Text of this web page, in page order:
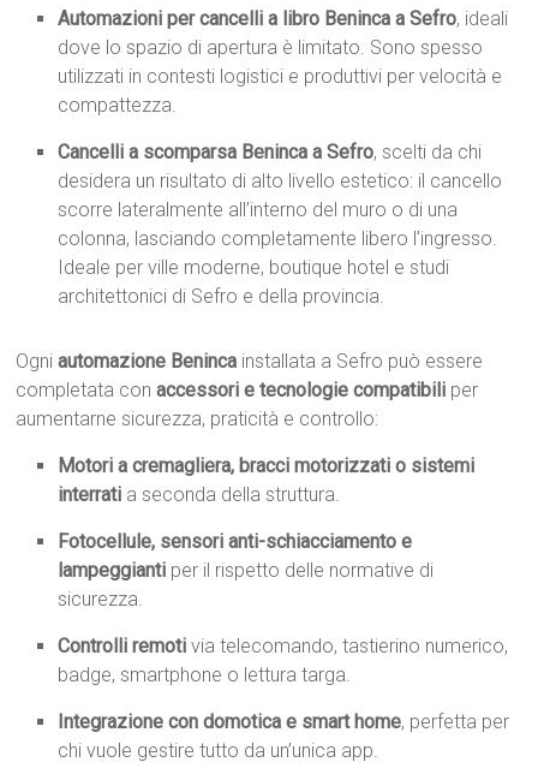
Automazioni per cancelli a libro Beninca a Sefro, ideali
dove lo spazio di apertura è limitato. Sono spesso
utilizzati in contesti logistici e produttivi per velocità e
compattezza.
Cancelli a scomparsa Beninca a Sefro, scelti da chi
desidera un risultato di alto livello estetico: il cancello
scorre lateralmente all’interno del muro o di una
colonna, lasciando completamente libero l’ingresso.
Ideale per ville moderne, boutique hotel e studi
architettonici di Sefro e della provincia.
Ogniautomazione Beninca installata a Sefro può essere
completata conaccessori e tecnologie compatibili per
aumentarne sicurezza, praticità e controllo:
Motori a cremagliera, bracci motorizzati o sistemi
interrati a seconda della struttura.
Fotocellule, sensori anti-schiacciamento e
lampeggianti per il rispetto delle normative di
sicurezza.
Controlli remoti via telecomando, tastierino numerico,
badge, smartphone o lettura targa.
Integrazione con domotica e smart home, perfetta per
chi vuole gestire tutto da un’unica app.